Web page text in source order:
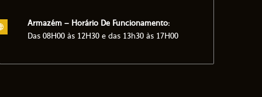
Armazém – Horário De Funcionamento:
Das 08H00 às 12H30 e das 13h30 às 17H00